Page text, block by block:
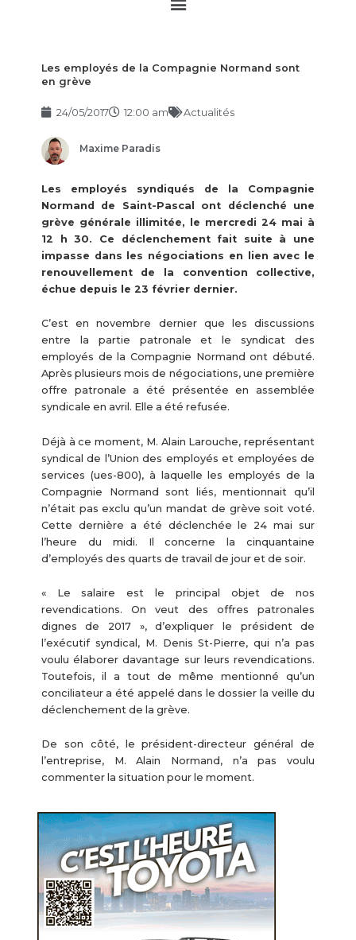
Les employés de la Compagnie Normand sont
en grève
24/05/2017 12:00 am Actualités
Maxime Paradis
Les employés syndiqués de la Compagnie
Normand de Saint-Pascal ont déclenché une
grève générale illimitée, le mercredi 24 mai à
12 h 30. Ce déclenchement fait suite à une
impasse dans les négociations en lien avec le
renouvellement de la convention collective,
échue depuis le 23 février dernier.
C’est en novembre dernier que les discussions
entre la partie patronale et le syndicat des
employés de la Compagnie Normand ont débuté.
Après plusieurs mois de négociations, une première
offre patronale a été présentée en assemblée
syndicale en avril. Elle a été refusée.
Déjà à ce moment, M. Alain Larouche, représentant
syndical de l’Union des employés et employées de
services (ues-800), à laquelle les employés de la
Compagnie Normand sont liés, mentionnait qu’il
n’était pas exclu qu’un mandat de grève soit voté.
Cette dernière a été déclenchée le 24 mai sur
l’heure du midi. Il concerne la cinquantaine
d’employés des quarts de travail de jour et de soir.
« Le salaire est le principal objet de nos
revendications. On veut des offres patronales
dignes de 2017 », d’expliquer le président de
l’exécutif syndical, M. Denis St-Pierre, qui n’a pas
voulu élaborer davantage sur leurs revendications.
Toutefois, il a tout de même mentionné qu’un
conciliateur a été appelé dans le dossier la veille du
déclenchement de la grève.
De son côté, le président-directeur général de
l’entreprise, M. Alain Normand, n’a pas voulu
commenter la situation pour le moment.